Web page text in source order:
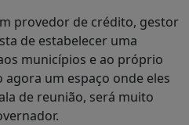
provedor de crédito, gestor
de estabelecer uma
municípios e ao próprio
um espaço onde eles
de reunião, será muito